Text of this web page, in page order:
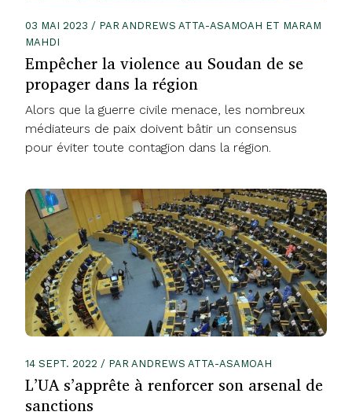
03 MAI 2023 / PAR ANDREWS ATTA-ASAMOAH ET MARAM
MAHDI
Empêcher la violence au Soudan de se
propager dans la région
Alors que la guerre civile menace, les nombreux
médiateurs de paix doivent bâtir un consensus
pour éviter toute contagion dans la région.
14 SEPT. 2022 / PAR ANDREWS ATTA-ASAMOAH
L’UA s’apprête à renforcer son arsenal de
sanctions